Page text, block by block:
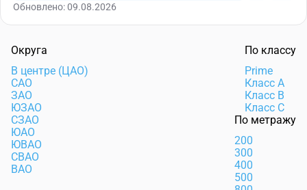
Обновлено: 09.08.2026
Округа
В центре (ЦАО)
САО
ЗАО
ЮЗАО
СЗАО
ЮАО
ЮВАО
СВАО
ВАО
По классу
Prime
Класс А
Класс В
Класс С
По метражу
200
300
400
500